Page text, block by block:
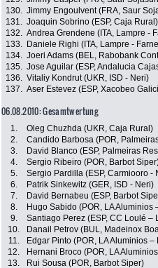
130. Jimmy Engoulvent (FRA, Saur
131. Joaquin Sobrino (ESP, Caja Rural)
132. Andrea Grendene (ITA, Lampre -
133.
Daniele Righi (ITA, Lampre -
134. Joeri Adams (BEL, Rabobank
135. Jose Aguilar (ESP, Andalucia
136. Vitaliy Kondrut (UKR, ISD - Neri)
137. Aser Estevez (ESP, Xacobeo
06.08.2010: Gesamtwertung
1. Oleg Chuzhda (UKR, Caja Rural)
2.
Candido Barbosa (POR,
3.
David Blanco (ESP, Palmeiras
4.
Sergio Ribeiro (POR, Barbot
5.
Sergio Pardilla (ESP, Carmiooro -
6.
Patrik Sinkewitz (GER, ISD - Neri)
7.
David Bernabeu (ESP, Barbot
8.
Hugo Sabido (POR, LA Aluminios
9.
Santiago Perez (ESP, CC Loulé –
10.
Danail Petrov (BUL, Madeinox
11.
Edgar Pinto (POR, LA Aluminios
12.
Hernani Broco (POR, LA
13.
Rui Sousa (POR, Barbot Siper)